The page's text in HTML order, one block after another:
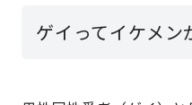
ゲイってイケメン